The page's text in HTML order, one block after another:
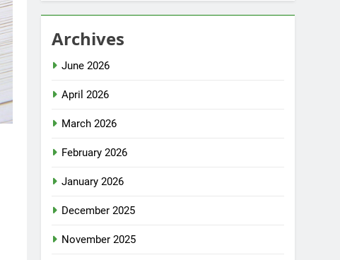
Archives
June 2026
April 2026
March 2026
February 2026
January 2026
December 2025
November 2025